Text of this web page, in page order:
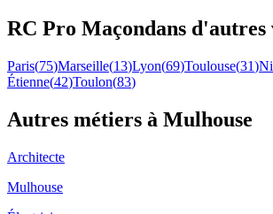
RC Pro Maçondans d'autres
Paris(75)Marseille(13)Lyon(69)Toulouse(31)
Étienne(42)Toulon(83)
Autres métiers à Mulhouse
Architecte
Mulhouse